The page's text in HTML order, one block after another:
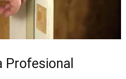
Profesional